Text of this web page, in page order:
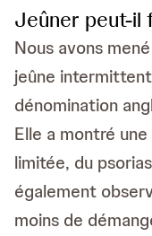
Jeûner peut-il
Nous avons
jeûne intermittent
dénomination
Elle a montré
limitée, du
également
moins de